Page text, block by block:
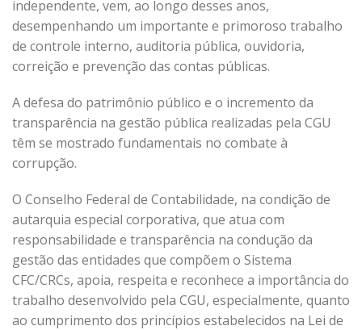
independente, vem, ao longo desses anos,
desempenhando um importante e primoroso trabalho
de controle interno, auditoria pública, ouvidoria,
correição e prevenção das contas públicas.
A defesa do patrimônio público e o incremento da
transparência na gestão pública realizadas pela CGU
têm se mostrado fundamentais no combate à
corrupção.
O Conselho Federal de Contabilidade, na condição de
autarquia especial corporativa, que atua com
responsabilidade e transparência na condução da
gestão das entidades que compõem o Sistema
CFC/CRCs, apoia, respeita e reconhece a importância do
trabalho desenvolvido pela CGU, especialmente, quanto
ao cumprimento dos princípios estabelecidos na Lei de